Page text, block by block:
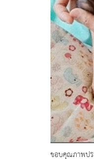
ขอบคุณภาพป